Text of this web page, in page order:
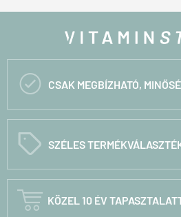
 CSAK MEGBÍZHATÓ,
C SZÉLES
 KÖZEL 10 ÉV